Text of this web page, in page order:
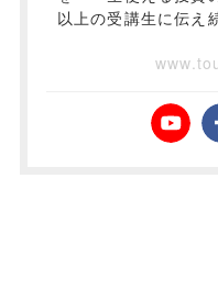
以上の受講生に伝え